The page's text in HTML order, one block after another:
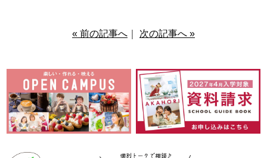
« 前の記事へ 次の記事へ »